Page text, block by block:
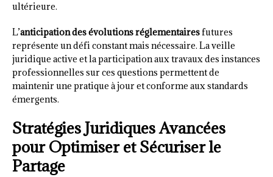
ultérieure.
L’anticipation des évolutions réglementairesfutures
représente un défi constant mais nécessaire. La veille
juridique active et la participation aux travaux des instances
professionnelles sur ces questions permettent de
maintenir une pratique à jour et conforme aux standards
émergents.
Stratégies Juridiques Avancées
pour Optimiser et Sécuriser le
Partage